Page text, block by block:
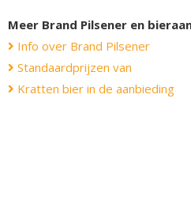
Meer Brand Pilsener en
Info over Brand Pilsener
Standaardprijzen van
Kratten bier in de aanbieding